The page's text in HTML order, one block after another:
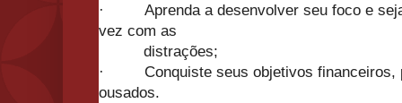
·
Aprenda a desenvolver seu foco e
vez com as
distrações;
·
Conquiste seus objetivos
ousados.